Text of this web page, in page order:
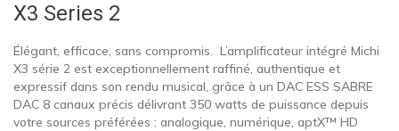
X3 Series 2
Élégant, efficace, sans compromis. L’amplificateur intégré Michi
X3 série 2 est exceptionnellement raffiné, authentique et
expressif dans son rendu musical, grâce à un DAC ESS SABRE
DAC 8 canaux précis délivrant 350 watts de puissance depuis
votre sources préférées : analogique, numérique, aptX™ HD